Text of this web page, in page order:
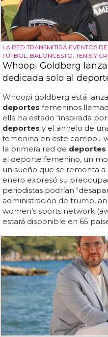
LA RED TRANSMITIRÁ EVENTOS
FÚTBOL, BALONCESTO, TENIS Y
Whoopi Goldberg
dedicada solo al
Whoopi goldberg está
deportes femeninos
ella ha estado “inspirada
deportes y el anhelo de
femenina en este campo...
la primera red de deportes
al deporte femenino, un
un sueño que se remonta a
enero expresó su
periodistas podrían
administración de trump,
women’s sports network
estará disponible en 65